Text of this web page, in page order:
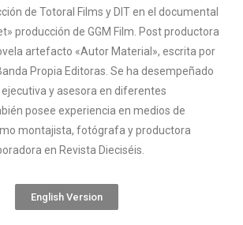
de Totoral Films y DIT en el documental
producción de GGM Film. Post productora
artefacto «Autor Material», escrita por
Propia Editoras. Se ha desempeñado
y asesora en diferentes
posee experiencia en medios de
montajista, fotógrafa y productora
en Revista Dieciséis.
English Version